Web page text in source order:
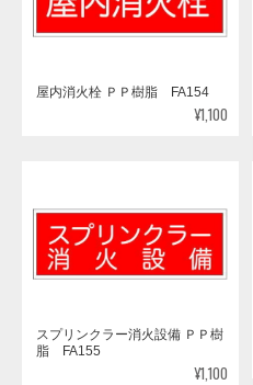
屋内消火栓 ＰＰ樹脂 FA154
¥1,100
スプリンクラー消火設備 ＰＰ樹
脂 FA155
¥1,100